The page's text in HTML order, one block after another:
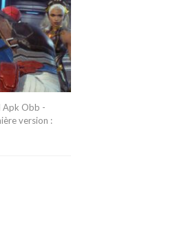
Apk Obb -
version :